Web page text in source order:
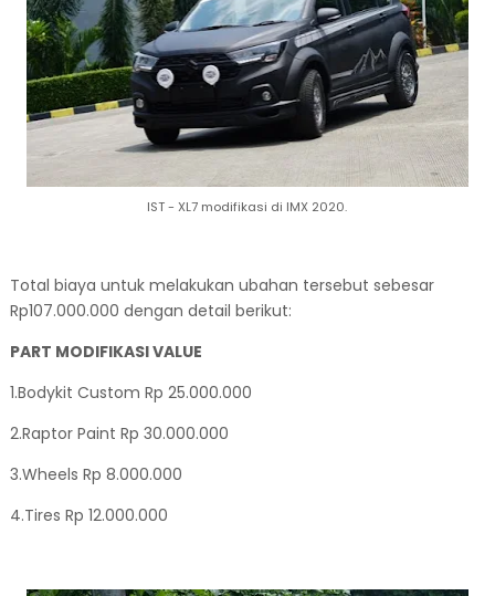
IST - XL7 modifikasi di IMX 2020.
Total biaya untuk melakukan ubahan tersebut sebesar
Rp107.000.000 dengan detail berikut:
PART MODIFIKASI VALUE
1.Bodykit Custom Rp 25.000.000
2.Raptor Paint Rp 30.000.000
3.Wheels Rp 8.000.000
4.Tires Rp 12.000.000